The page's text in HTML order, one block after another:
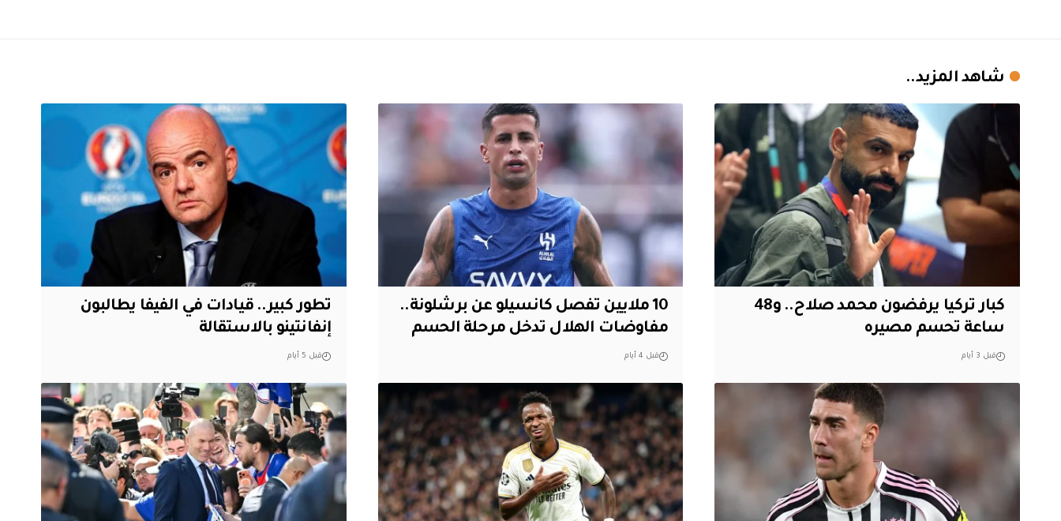
شاهد المزيد..
كبار تركيا يرفضون محمد صلاح.. و48
ساعة تحسم مصيره
قبل 3 أيام
10 ملايين تفصل كانسيلو عن برشلونة..
مفاوضات الهلال تدخل مرحلة الحسم
قبل 4 أيام
تطور كبير.. قيادات في الفيفا يطالبون
إنفانتينو بالاستقالة
قبل 5 أيام